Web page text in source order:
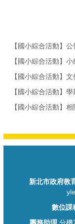
【國小綜合活動】公
【國小綜合活動】小
【國小綜合活動】
【國小綜合活動】
【國小綜合活動】
新北市政府教
數位課